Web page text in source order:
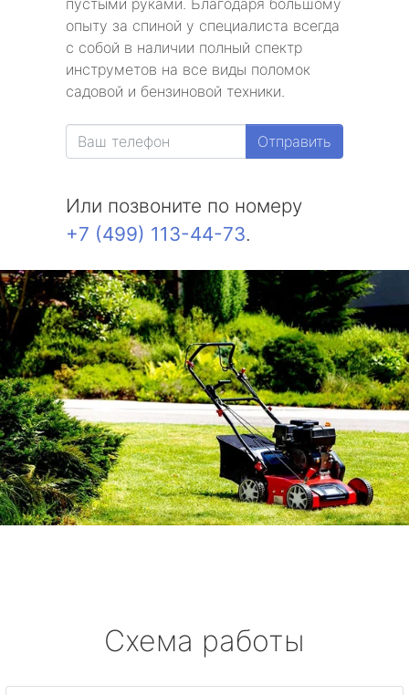
пустыми руками. Благодаря большому
опыту за спиной у специалиста всегда
с собой в наличии полный спектр
инструметов на все виды поломок
садовой и бензиновой техники.
Отправить
Или позвоните по номеру
+7 (499) 113-44-73.
Схема работы